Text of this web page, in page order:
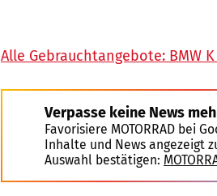
Alle Gebrauchtangebote: BMW K
Verpasse keine News
Favorisiere MOTORRAD bei
Inhalte und News angezeigt
Auswahl bestätigen: